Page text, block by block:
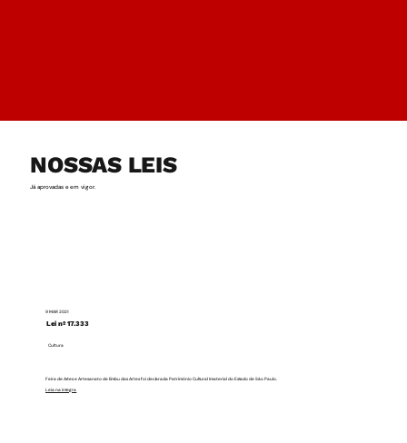
NOSSAS LEIS
Já aprovadas e em vigor.
9 MAR 2021
Lei nº 17.333
Cultura
Feira de Artes e Artesanato de Embu das Artes foi declarada Patrimônio Cultural Imaterial do Estado de São Paulo.
Leia na integra